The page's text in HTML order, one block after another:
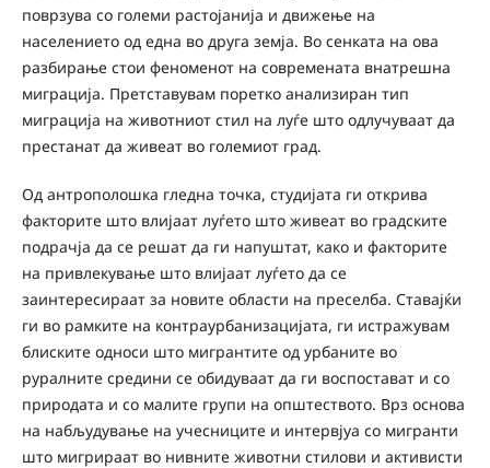
поврзува со големи растојанија и движење на
населението од една во друга земја. Во сенката на ова
разбирање стои феноменот на современата внатрешна
миграција. Претставувам поретко анализиран тип
миграција на животниот стил на луѓе што одлучуваат да
престанат да живеат во големиот град.
Од антрополошка гледна точка, студијата ги открива
факторите што влијаат луѓето што живеат во градските
подрачја да се решат да ги напуштат, како и факторите
на привлекување што влијаат луѓето да се
заинтересираат за новите области на преселба. Ставајќи
ги во рамките на контраурбанизацијата, ги истражувам
блиските односи што мигрантите од урбаните во
руралните средини се обидуваат да ги воспостават и со
природата и со малите групи на општеството. Врз основа
на набљудување на учесниците и интервјуа со мигранти
што мигрираат во нивните животни стилови и активисти